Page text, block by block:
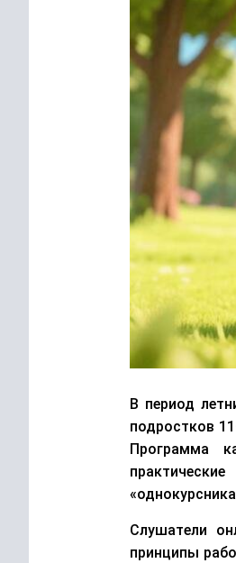
В период
подростков 11
Программа
Слушатели
принципы